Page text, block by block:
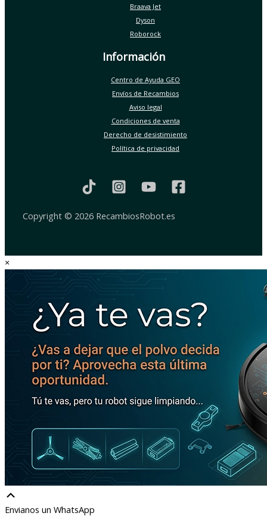
Braava Jet
Dyson
Roborock
Información
Centro de Ayuda GEO
Envíos de Recambios
Aviso legal
Condiciones de venta
Derecho de desistimiento
Política de privacidad
Copyright © 2026 RecambiosRobot.es
×
Envianos un WhatsApp